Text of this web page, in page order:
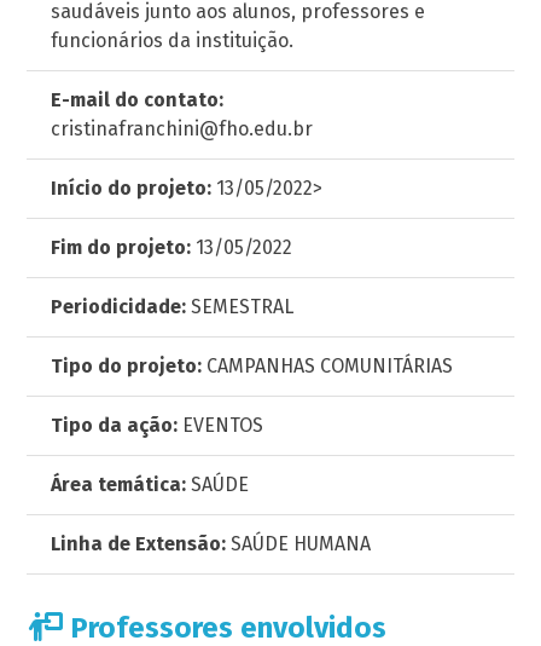
saudáveis junto aos alunos, professores e
funcionários da instituição.
E-mail do contato:
cristinafranchini@fho.edu.br
Início do projeto: 13/05/2022>
Fim do projeto: 13/05/2022
Periodicidade: SEMESTRAL
Tipo do projeto: CAMPANHAS COMUNITÁRIAS
Tipo da ação: EVENTOS
Área temática: SAÚDE
Linha de Extensão: SAÚDE HUMANA
Professores envolvidos